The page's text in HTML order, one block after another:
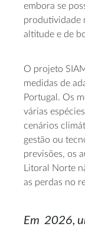
embora se
produtividade
altitude e de
O projeto
medidas de
Portugal. Os
várias
cenários
gestão ou
previsões, os
Litoral Norte
as perdas no
Em 2026,